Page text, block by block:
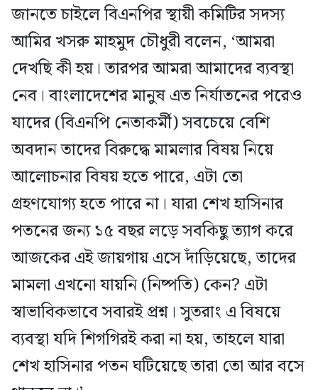
জানতে চাইলে বিএনপির স্থায়ী কমিটির সদস্য
আমির খসরু মাহমুদ চৌধুরী বলেন, ‘আমরা
দেখছি কী হয়। তারপর আমরা আমাদের ব্যবস্থা
নেব। বাংলাদেশের মানুষ এত নির্যাতনের পরেও
যাদের (বিএনপি নেতাকর্মী) সবচেয়ে বেশি
অবদান তাদের বিরুদ্ধে মামলার বিষয় নিয়ে
আলোচনার বিষয় হতে পারে, এটা তো
গ্রহণযোগ্য হতে পারে না। যারা শেখ হাসিনার
পতনের জন্য ১৫ বছর লড়ে সবকিছু ত্যাগ করে
আজকের এই জায়গায় এসে দাঁড়িয়েছে, তাদের
মামলা এখনো যায়নি (নিষ্পতি) কেন? এটা
স্বাভাবিকভাবে সবারই প্রশ্ন। সুতরাং এ বিষয়ে
ব্যবস্থা যদি শিগগিরই করা না হয়, তাহলে যারা
শেখ হাসিনার পতন ঘটিয়েছে তারা তো আর বসে